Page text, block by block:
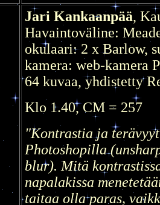
Jari Kankaanpää,
Havaintoväline:
okulaari: 2 x Barlow,
kamera: web-kamera
64 kuvaa, yhdistetty
Klo 1.40, CM = 257
"Kontrastia ja
Photoshopilla
blur). Mitä
napalakissa
taitaa olla paras,